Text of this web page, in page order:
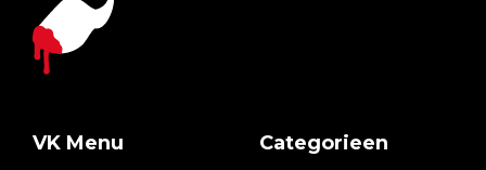
VK Menu Categorieen